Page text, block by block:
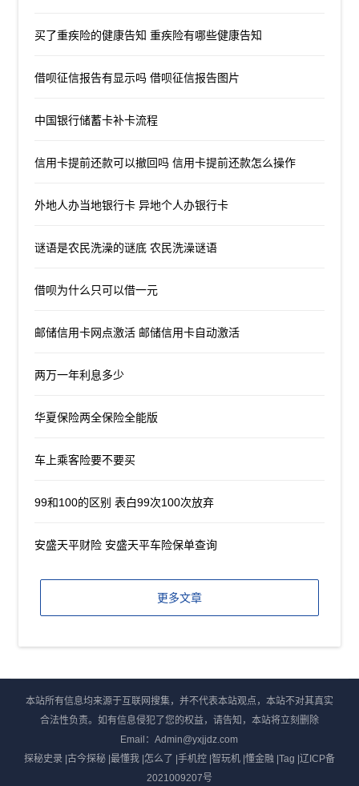
买了重疾险的健康告知 重疾险有哪些健康告知
借呗征信报告有显示吗 借呗征信报告图片
中国银行储蓄卡补卡流程
信用卡提前还款可以撤回吗 信用卡提前还款怎么操作
外地人办当地银行卡 异地个人办银行卡
谜语是农民洗澡的谜底 农民洗澡谜语
借呗为什么只可以借一元
邮储信用卡网点激活 邮储信用卡自动激活
两万一年利息多少
华夏保险两全保险全能版
车上乘客险要不要买
99和100的区别 表白99次100次放弃
安盛天平财险 安盛天平车险保单查询
更多文章
本站所有信息均来源于互联网搜集，并不代表本站观点，本站不对其真实
合法性负责。如有信息侵犯了您的权益，请告知，本站将立刻删除
Email：Admin@yxjjdz.com
探秘史录|古今探秘|最懂我|怎么了 |手机控|智玩机|懂金融 |Tag |辽ICP备
2021009207号